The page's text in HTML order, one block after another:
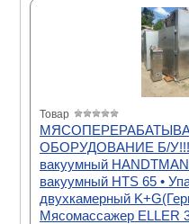
Товар
ОБОРУДОВАНИЕ Б/У!!!
вакуумный
вакуумный HTS 65 •
двухкамерный
Мясомассажер ELLER